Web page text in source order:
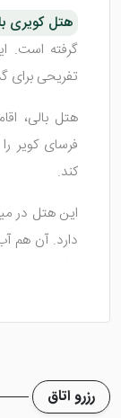
هتل کویری
گرفته است.
تفریحی برای
هتل بالی،
فرسای کویر
کند.
این هتل در
دارد. آن هم
سنتی طراحی
رزرو اتاق